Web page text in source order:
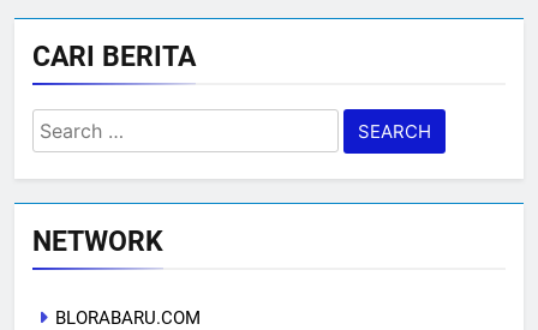
CARI BERITA
Search
for:
NETWORK
BLORABARU.COM